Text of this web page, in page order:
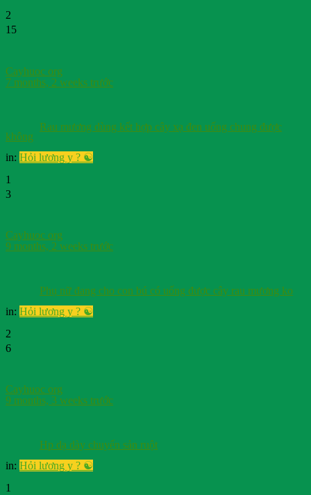
2
15
Cayhuoc org
7 months, 2 weeks trước
Rau mương dùng kết hợp cây xạ đen uống chung được
không
in: Hỏi lương y ? ☯️
1
3
Cayhuoc org
9 months, 2 weeks trước
Phụ nữ đang cho con bú có uống được cây rau mương ko
in: Hỏi lương y ? ☯️
2
6
Cayhuoc org
9 months, 3 weeks trước
Hp dạ dày chuyển sản ruột
in: Hỏi lương y ? ☯️
1